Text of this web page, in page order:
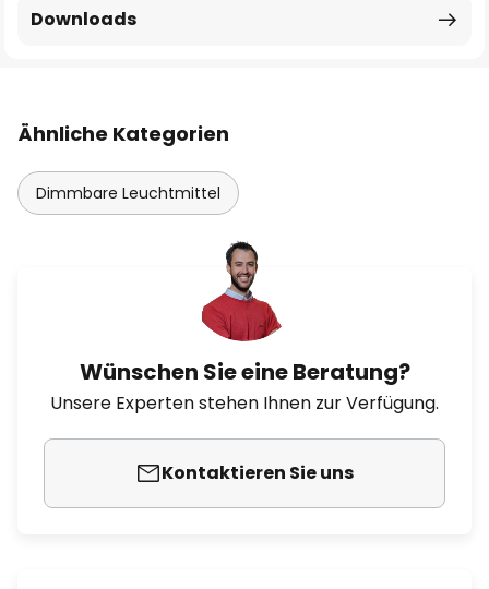
Downloads
Ähnliche Kategorien
Dimmbare Leuchtmittel
Wünschen Sie eine Beratung?
Unsere Experten stehen Ihnen zur Verfügung.
Kontaktieren Sie uns